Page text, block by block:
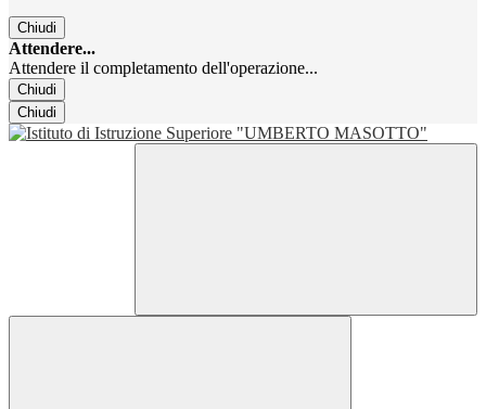
Chiudi
Attendere...
Attendere il completamento dell'operazione...
Chiudi
Chiudi